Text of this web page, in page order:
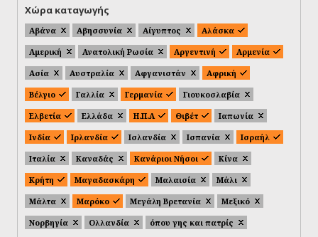
Χώρα καταγωγής
Αβάνα Αβησσυνία Αίγυπτος
Αλάσκα
Αμερική
Ανατολική Ρωσία Αργεντινή
Αρμενία
Ασία
Αυστραλία Αφγανιστάν
Αφρική
Βέλγιο
Γαλλία Γερμανία
Γιουκοσλαβία
Ελβετία
Ελλάδα Η.Π.Α Θιβέτ
Ιαπωνία
Ινδία
Ιρλανδία Ισλανδία Ισπανία
Ισραήλ
Ιταλία
Καναδάς Κανάριοι Νήσοι
Κίνα
Κρήτη
Μαγαδασκάρη Μαλαισία
Μάλι
Μάλτα
Μαρόκο Μεγάλη Βρετανία
Μεξικό
Νορβηγία
Ολλανδία
όπου γης και πατρίς